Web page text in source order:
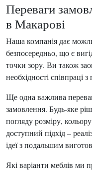
Переваги
в Макарові
Наша компанія дає
безпосередньо, що є
точки зору. Ви також
необхідності співпраці
Ще одна важлива
замовлення. Будь-яке
погляду розміру,
доступний підхід –
ідеї з подальшим
Які варіанти меблів ми